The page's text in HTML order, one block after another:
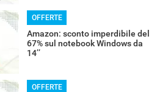
OFFERTE
Amazon: sconto imperdibile del
67% sul notebook Windows da
14’’
OFFERTE